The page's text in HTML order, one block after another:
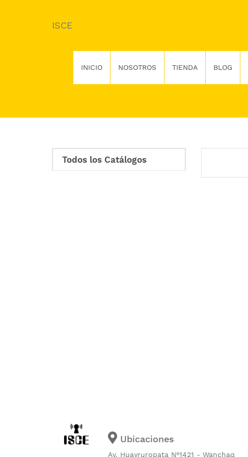
ISCE
INICIO NOSOTROS TIENDA BLOG
Todos los Catálogos
Ubicaciones
Av. Huayruropata N°1421 - Wanchaq